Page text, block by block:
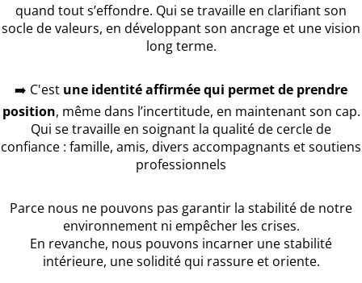
quand tout s’effondre. Qui se travaille en clarifiant son
socle de valeurs, en développant son ancrage et une vision
long terme.
➡️ C'est une identité affirmée qui permet de prendre
position, même dans l’incertitude, en maintenant son cap.
Qui se travaille en soignant la qualité de cercle de
confiance : famille, amis, divers accompagnants et soutiens
professionnels
Parce nous ne pouvons pas garantir la stabilité de notre
environnement ni empêcher les crises.
En revanche, nous pouvons incarner une stabilité
intérieure, une solidité qui rassure et oriente.